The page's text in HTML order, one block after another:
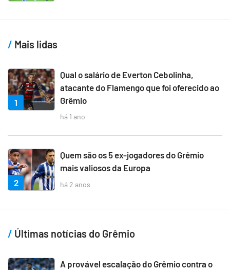
Mais lidas
1
Qual o salário de Everton Cebolinha,
atacante do Flamengo que foi oferecido ao
Grêmio
há 1 ano
2
Quem são os 5 ex-jogadores do Grêmio
mais valiosos da Europa
há 2 anos
Últimas notícias do Grêmio
A provável escalação do Grêmio contra o